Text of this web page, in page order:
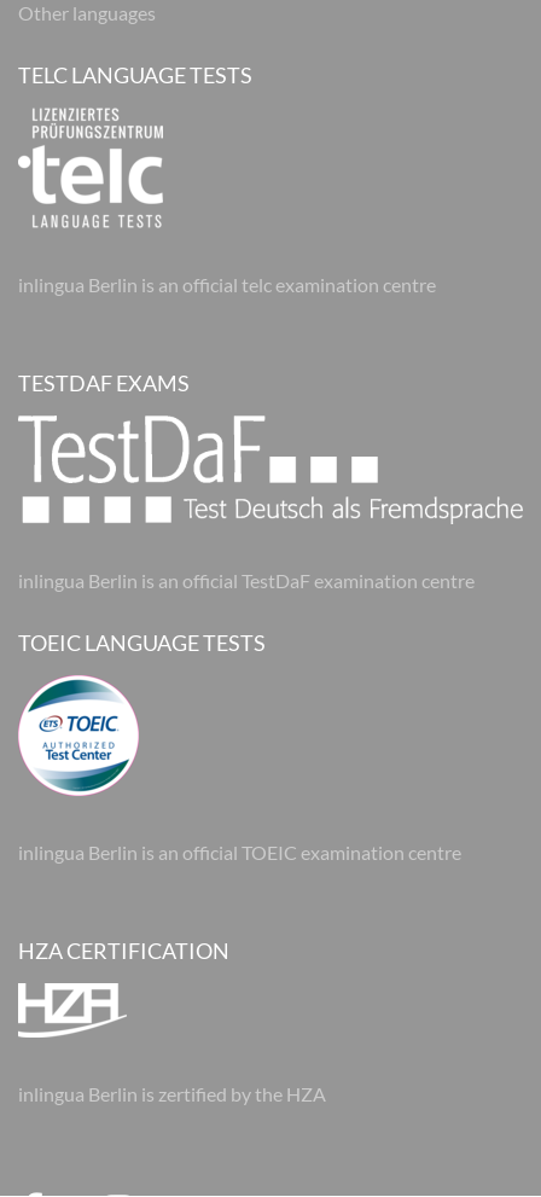
Other languages
TELC LANGUAGE TESTS
inlingua Berlin is an official telc examination centre
TESTDAF EXAMS
inlingua Berlin is an official TestDaF examination centre
TOEIC LANGUAGE TESTS
inlingua Berlin is an official TOEIC examination centre
HZA CERTIFICATION
inlingua Berlin is zertified by the HZA